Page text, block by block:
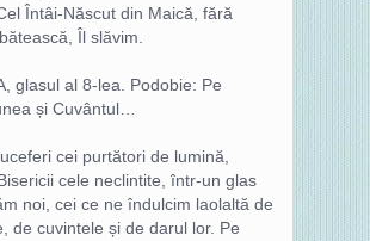
Întâi-Născut din Maică, fără
Îl slăvim.
glasul al 8-lea. Podobie: Pe
și Cuvântul…
cei purtători de lumină,
cele neclintite, într-un glas
noi, cei ce ne îndulcim laolaltă de
de cuvintele și de darul lor. Pe